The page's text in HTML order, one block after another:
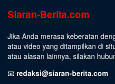
Siaran-Berita.com
Jika Anda merasa keberatan
atau video yang ditampilkan di
atau alasan lainnya, silakan
📧 redaksi@siaran-berita.com